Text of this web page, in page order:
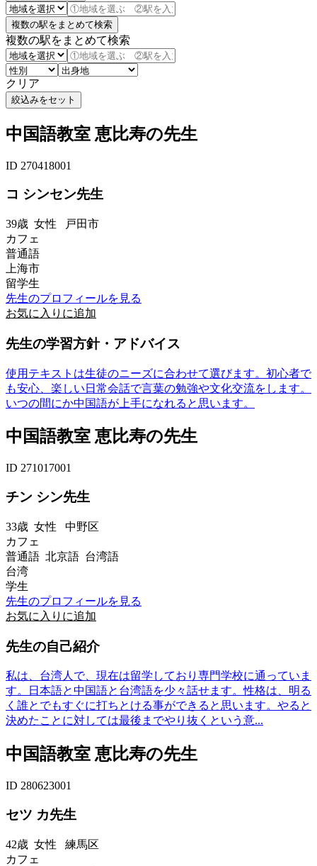
複数の駅をまとめて検索
クリア
中国語教室 恵比寿の先生
ID 270418001
コ シンセン先生
39歳 女性 戸田市
カフェ
普通語
上海市
留学生
先生のプロフィールを見る
お気に入りに追加
先生の学習方針・アドバイス
使用テキストは生徒のニーズに合わせて選びます。初心者で
も安心、楽しい日常会話で言葉の勉強や文化交流をします。
いつの間にか中国語が上手になれると思います。
中国語教室 恵比寿の先生
ID 271017001
チン シン先生
33歳 女性 中野区
カフェ
普通語 北京語 台湾語
台湾
学生
先生のプロフィールを見る
お気に入りに追加
先生の自己紹介
私は、台湾人で、現在は留学しており専門学校に通っていま
す。日本語と中国語と台湾語を少々話せます。性格は、明る
く誰とでもすぐに打ちとける事ができると思います。やると
決めたことに対しては最後までやり抜くという意...
中国語教室 恵比寿の先生
ID 280623001
セツ カ先生
42歳 女性 練馬区
カフェ